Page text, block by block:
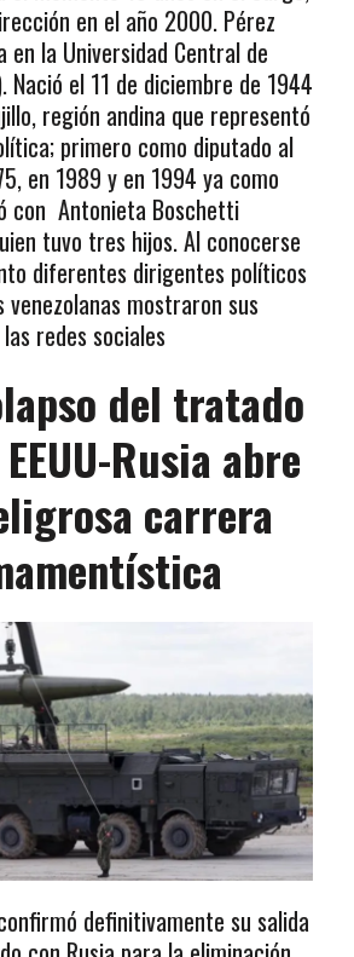
en el año 2000. Pérez
en la Universidad Central de
Nació el 11 de diciembre de 1944
región andina que representó
primero como diputado al
en 1989 y en 1994 ya como
con Antonieta Boschetti
tuvo tres hijos. Al conocerse
diferentes dirigentes políticos
venezolanas mostraron sus
redes sociales
del tratado
Rusia abre
carrera
definitivamente su salida